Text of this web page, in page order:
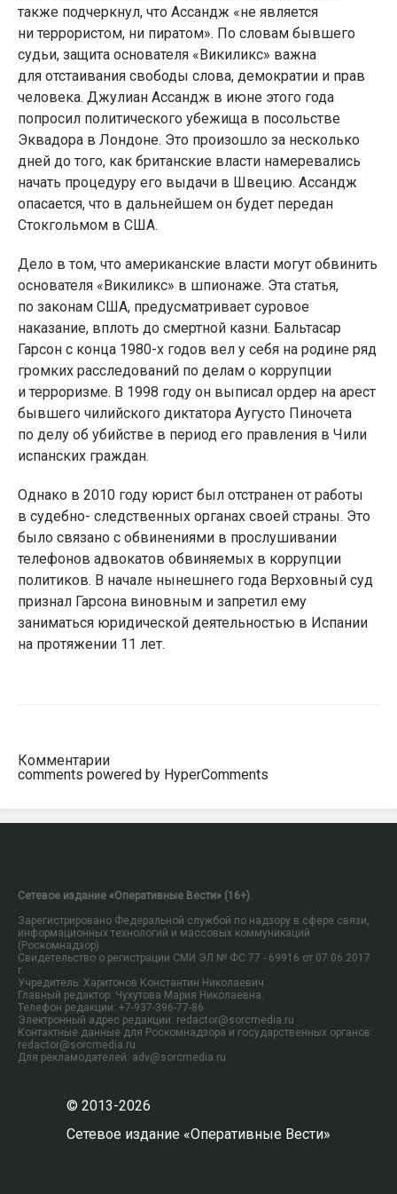
также подчеркнул, что Ассандж «не является
ни террористом, ни пиратом». По словам бывшего
судьи, защита основателя «Викиликс» важна
для отстаивания свободы слова, демократии и прав
человека. Джулиан Ассандж в июне этого года
попросил политического убежища в посольстве
Эквадора в Лондоне. Это произошло за несколько
дней до того, как британские власти намеревались
начать процедуру его выдачи в Швецию. Ассандж
опасается, что в дальнейшем он будет передан
Стокгольмом в США.
Дело в том, что американские власти могут обвинить
основателя «Викиликс» в шпионаже. Эта статья,
по законам США, предусматривает суровое
наказание, вплоть до смертной казни. Бальтасар
Гарсон с конца 1980-х годов вел у себя на родине ряд
громких расследований по делам о коррупции
и терроризме. В 1998 году он выписал ордер на арест
бывшего чилийского диктатора Аугусто Пиночета
по делу об убийстве в период его правления в Чили
испанских граждан.
Однако в 2010 году юрист был отстранен от работы
в судебно- следственных органах своей страны. Это
было связано с обвинениями в прослушивании
телефонов адвокатов обвиняемых в коррупции
политиков. В начале нынешнего года Верховный суд
признал Гарсона виновным и запретил ему
заниматься юридической деятельностью в Испании
на протяжении 11 лет.
Комментарии
comments powered by HyperComments
Сетевое издание «Оперативные Вести» (16+).
Зарегистрировано Федеральной службой по надзору в сфере связи,
информационных технологий и массовых коммуникаций
(Роскомнадзор).
Свидетельство о регистрации СМИ ЭЛ № ФС 77 - 69916 от 07.06.2017
г.
Учредитель: Харитонов Константин Николаевич.
Главный редактор: Чухутова Мария Николаевна.
Телефон редакции: +7-937-396-77-86
Электронный адрес редакции: redactor@sorcmedia.ru
Контактные данные для Роскомнадзора и государственных органов:
redactor@sorcmedia.ru
Для рекламодателей: adv@sorcmedia.ru
© 2013-2026
Сетевое издание «Оперативные Вести»